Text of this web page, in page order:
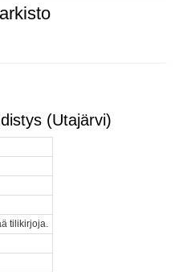
(Utajärvi)
tilikirjoja.